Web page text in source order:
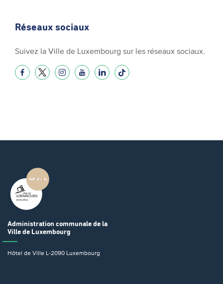
Réseaux sociaux
Suivez la Ville de Luxembourg sur les réseaux sociaux.
Administration communale de la
Ville de Luxembourg
Hôtel de Ville L-2090 Luxembourg